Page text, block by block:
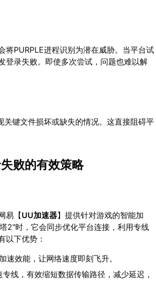
将PURPLE进程识别为潜在威胁。当平台试
登录失败。即使多次尝试，问题也难以解
键文件损坏或缺失的情况。这直接阻碍平
败的有效策略
易【UU加速器】提供针对游戏的智能加
2"时，它会同步优化平台连接，利用专线
以下优势：
速效能，让网络速度即刻飞升。
线，有效缩短数据传输路径，减少延迟，